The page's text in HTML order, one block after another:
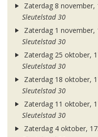
Zaterdag 8 november,
Sleutelstad 30
Zaterdag 1 november,
Sleutelstad 30
Zaterdag 25 oktober,
Sleutelstad 30
Zaterdag 18 oktober,
Sleutelstad 30
Zaterdag 11 oktober,
Sleutelstad 30
Zaterdag 4 oktober,